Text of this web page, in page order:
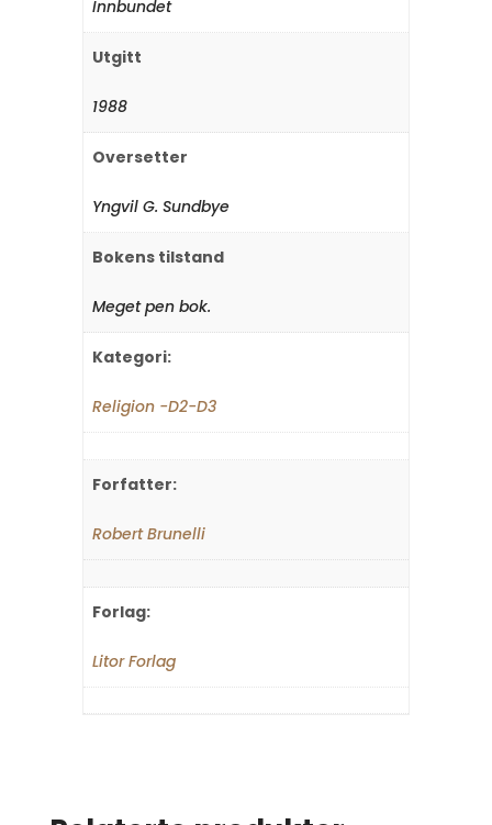
Innbundet
Utgitt
1988
Oversetter
Yngvil G. Sundbye
Bokens tilstand
Meget pen bok.
Kategori:
Religion -D2-D3
Forfatter:
Robert Brunelli
Forlag:
Litor Forlag